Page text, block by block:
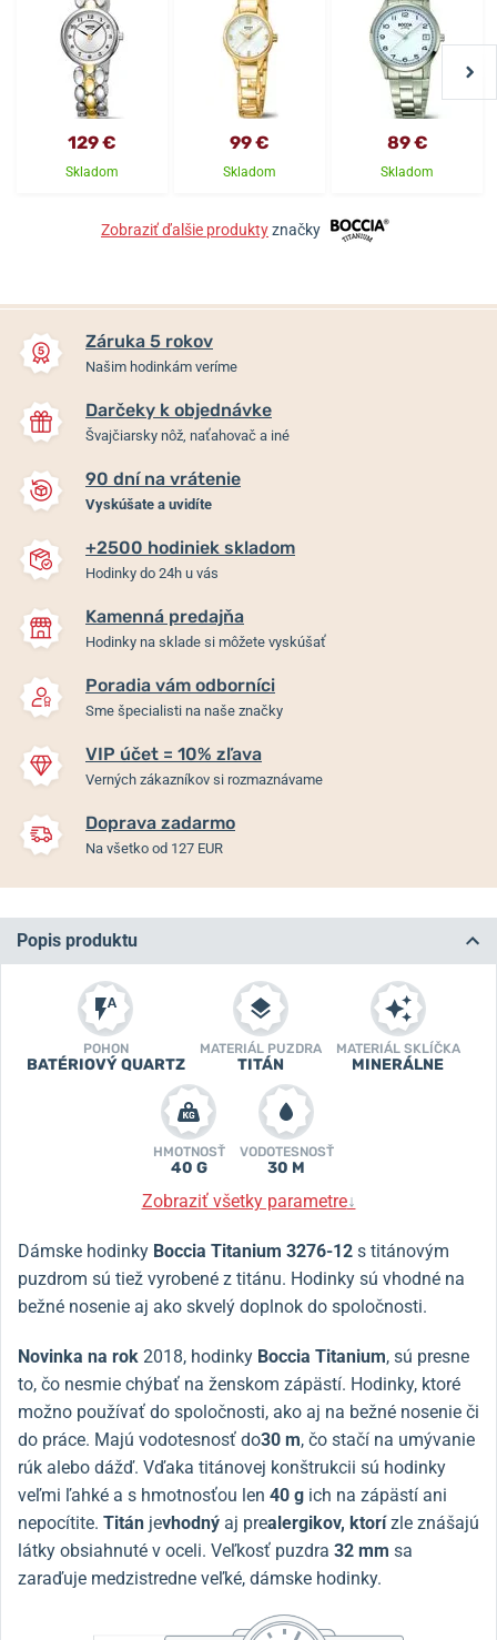
129 €
Skladom
99 €
Skladom
89 €
Skladom
Zobraziť ďalšie produktyznačky
Záruka 5 rokov
Našim hodinkám veríme
Darčeky k objednávke
Švajčiarsky nôž, naťahovač a iné
90 dní na vrátenie
Vyskúšate a uvidíte
+2500 hodiniek skladom
Hodinky do 24h u vás
Kamenná predajňa
Hodinky na sklade si môžete vyskúšať
Poradia vám odborníci
Sme špecialisti na naše značky
VIP účet = 10% zľava
Verných zákazníkov si rozmaznávame
Doprava zadarmo
Na všetko od 127 EUR
Popis produktu
POHON
BATÉRIOVÝ QUARTZ
MATERIÁL PUZDRA
TITÁN
MATERIÁL SKLÍČKA
MINERÁLNE
HMOTNOSŤ
40 G
VODOTESNOSŤ
30 M
Zobraziť všetky parametre↓
Dámske hodinky Boccia Titanium 3276-12 s titánovým
puzdrom sú tiež vyrobené z titánu. Hodinky sú vhodné na
bežné nosenie aj ako skvelý doplnok do spoločnosti.
Novinka na rok 2018, hodinky Boccia Titanium, sú presne
to, čo nesmie chýbať na ženskom zápästí. Hodinky, ktoré
možno používať do spoločnosti, ako aj na bežné nosenie či
do práce. Majú vodotesnosť do30 m, čo stačí na umývanie
rúk alebo dážď. Vďaka titánovej konštrukcii sú hodinky
veľmi ľahké a s hmotnosťou len 40 g ich na zápästí ani
nepocítite. Titán jevhodný aj prealergikov, ktorízle znášajú
látky obsiahnuté v oceli. Veľkosť puzdra 32 mm sa
zaraďuje medzistredne veľké, dámske hodinky.